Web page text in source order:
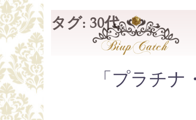
コ
ン
テ
ツ
へ
ス
キ
ッ
タグ: 30代
「プラチ